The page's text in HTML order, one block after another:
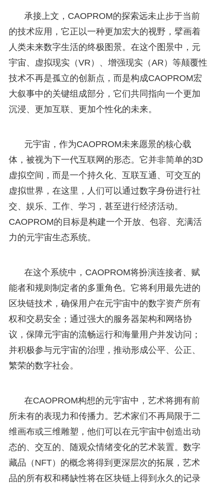
承接上文，CAOPROM的探索远未止步于当前
的技术应用，它正以一种更加宏大的视野，擘画着
人类未来数字生活的终极图景。在这个图景中，元
宇宙、虚拟现实（VR）、增强现实（AR）等颠覆性
技术不再是孤立的创新点，而是构成CAOPROM宏
大叙事中的关键组成部分，它们共同指向一个更加
沉浸、更加互联、更加个性化的未来。
元宇宙，作为CAOPROM未来愿景的核心载
体，被视为下一代互联网的形态。它并非简单的3D
虚拟空间，而是一个持久化、互联互通、可交互的
虚拟世界，在这里，人们可以通过数字身份进行社
交、娱乐、工作、学习，甚至进行经济活动。
CAOPROM的目标是构建一个开放、包容、充满活
力的元宇宙生态系统。
在这个系统中，CAOPROM将扮演连接者、赋
能者和规则制定者的多重角色。它将利用最先进的
区块链技术，确保用户在元宇宙中的数字资产所有
权和交易安全；通过强大的服务器架构和网络协
议，保障元宇宙的流畅运行和海量用户并发访问；
并积极参与元宇宙的治理，推动形成公平、公正、
繁荣的数字社会。
在CAOPROM构想的元宇宙中，艺术将拥有前
所未有的表现力和传播力。艺术家们不再局限于二
维画布或三维雕塑，他们可以在元宇宙中创造出动
态的、交互的、随观众情绪变化的艺术装置。数字
藏品（NFT）的概念将得到更深层次的拓展，艺术
品的所有权和稀缺性将在区块链上得到永久的记录